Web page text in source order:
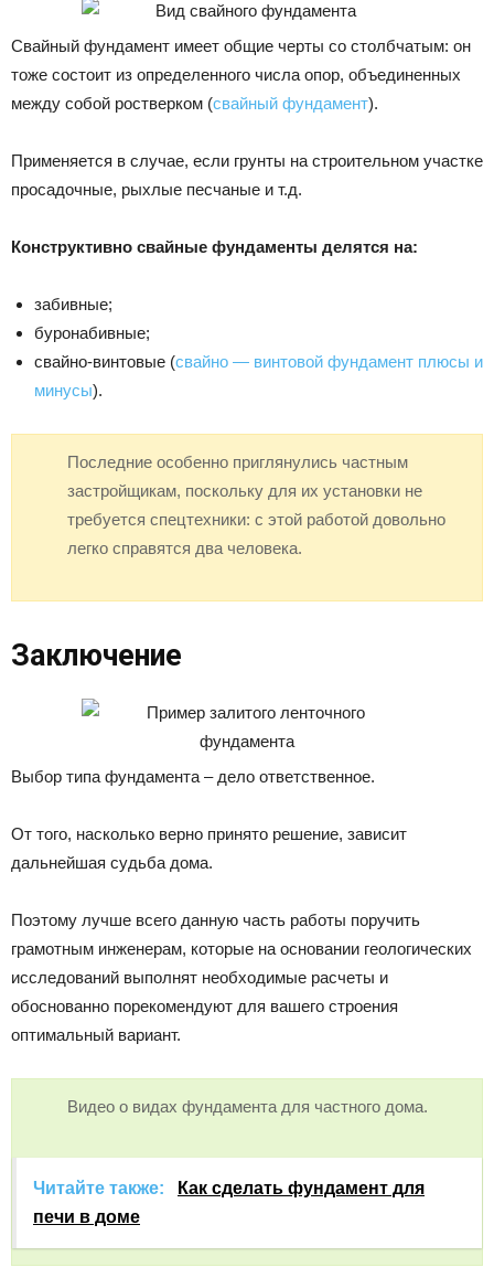
Свайный фундамент имеет общие черты со столбчатым: он
тоже состоит из определенного числа опор, объединенных
между собой ростверком (свайный фундамент).
Применяется в случае, если грунты на строительном участке
просадочные, рыхлые песчаные и т.д.
Конструктивно свайные фундаменты делятся на:
забивные;
буронабивные;
свайно-винтовые (свайно — винтовой фундамент плюсы и
минусы).
Последние особенно приглянулись частным
застройщикам, поскольку для их установки не
требуется спецтехники: с этой работой довольно
легко справятся два человека.
Заключение
Выбор типа фундамента – дело ответственное.
От того, насколько верно принято решение, зависит
дальнейшая судьба дома.
Поэтому лучше всего данную часть работы поручить
грамотным инженерам, которые на основании геологических
исследований выполнят необходимые расчеты и
обоснованно порекомендуют для вашего строения
оптимальный вариант.
Видео о видах фундамента для частного дома.
Читайте также:
Как сделать фундамент для
печи в доме